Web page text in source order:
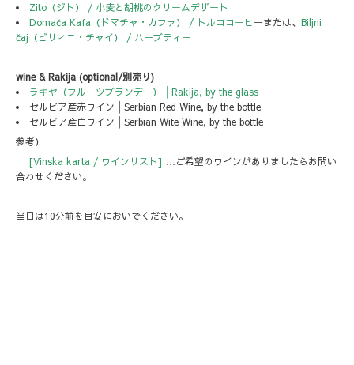
Zito（ジト） / 小麦と胡桃のクリームデザート
Domaća Kafa（ドマチャ・カファ） / トルココーヒーまたは、 Biljni
čaj（ビリィニ・チャイ） / ハーブティー
wine & Rakija (optional/別売り)
ラキヤ（フルーツブランデー）│Rakija, by the glass
セルビア産赤ワイン│Serbian Red Wine, by the bottle
セルビア産白ワイン│Serbian Wite Wine, by the bottle
参考）
[Vinska karta / ワインリスト] …ご希望のワインがありましたらお問い
合わせください。
当日は10分前を目安においでください。